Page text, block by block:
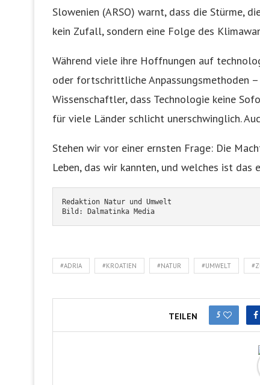
Slowenien (ARSO) warnt, dass die Stürme,
kein Zufall, sondern eine Folge des
Während viele ihre Hoffnungen auf
oder fortschrittliche Anpassungsmethoden –
Wissenschaftler, dass Technologie keine
für viele Länder schlicht unerschwinglich.
Stehen wir vor einer ernsten Frage: Die
Leben, das wir kannten, und welches ist
Redaktion Natur und Umwelt
Bild: Dalmatinka Media
#ADRIA #KROATIEN #NATUR #UMWELT
TEILEN 5